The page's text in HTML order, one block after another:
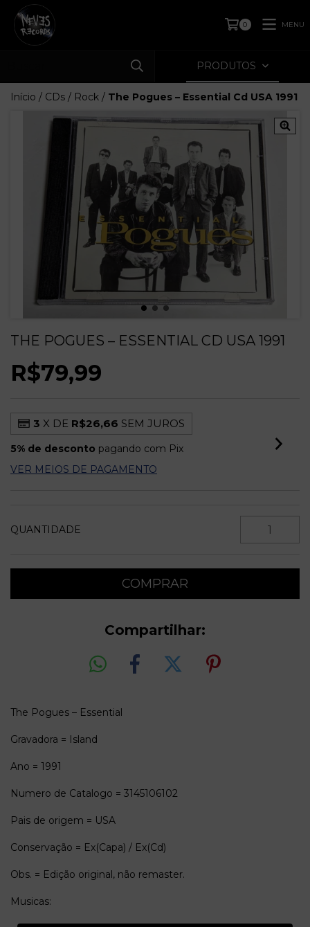
0 MENU
PRODUTOS
Início / CDs / Rock / The Pogues – Essential Cd USA 1991
THE POGUES – ESSENTIAL CD USA 1991
R$79,99
3 X DE R$26,66 SEM JUROS
5% de desconto pagando com Pix
VER MEIOS DE PAGAMENTO
QUANTIDADE
Compartilhar:
The Pogues – Essential
Gravadora = Island
Ano = 1991
Numero de Catalogo = 3145106102
Pais de origem = USA
Conservação = Ex(Capa) / Ex(Cd)
Obs. = Edição original, não remaster.
Musicas: